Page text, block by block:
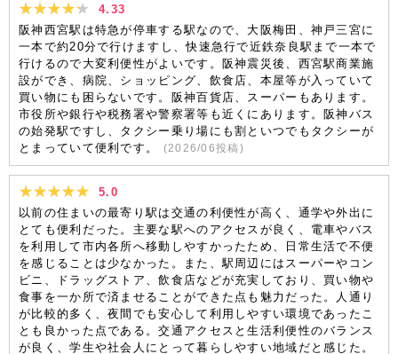
4.33
阪神西宮駅は特急が停車する駅なので、大阪梅田、神戸三宮に
一本で約20分で行けますし、快速急行で近鉄奈良駅まで一本で
行けるので大変利便性がよいです。阪神震災後、西宮駅商業施
設ができ、病院、ショッピング、飲食店、本屋等が入っていて
買い物にも困らないです。阪神百貨店、スーパーもあります。
市役所や銀行や税務署や警察署等も近くにあります。阪神バス
の始発駅ですし、タクシー乗り場にも割といつでもタクシーが
とまっていて便利です。
(2026/06投稿)
5.0
以前の住まいの最寄り駅は交通の利便性が高く、通学や外出に
とても便利だった。主要な駅へのアクセスが良く、電車やバス
を利用して市内各所へ移動しやすかったため、日常生活で不便
を感じることは少なかった。また、駅周辺にはスーパーやコン
ビニ、ドラッグストア、飲食店などが充実しており、買い物や
食事を一か所で済ませることができた点も魅力だった。人通り
が比較的多く、夜間でも安心して利用しやすい環境であったこ
とも良かった点である。交通アクセスと生活利便性のバランス
が良く、学生や社会人にとって暮らしやすい地域だと感じた。